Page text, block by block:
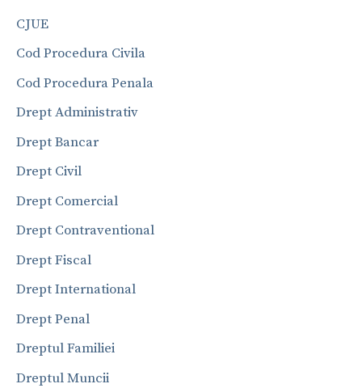
CJUE
Cod Procedura Civila
Cod Procedura Penala
Drept Administrativ
Drept Bancar
Drept Civil
Drept Comercial
Drept Contraventional
Drept Fiscal
Drept International
Drept Penal
Dreptul Familiei
Dreptul Muncii